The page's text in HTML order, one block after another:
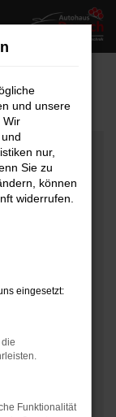
deine
können
Browser
und unsere
Wir
nur,
Sie zu
können
widerrufen.
eingesetzt:
Funktionalität